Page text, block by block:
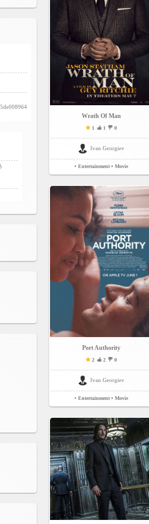
Wrath Of Man
1 1 0
Ivan Georgiev
• Entertainment • Movie
Port Authority
2 2 0
Ivan Georgiev
• Entertainment • Movie